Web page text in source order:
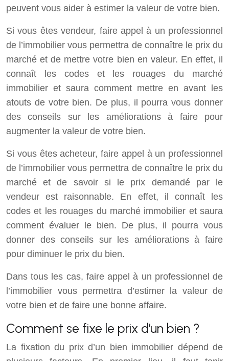
peuvent vous aider à estimer la valeur de votre bien.
Si vous êtes vendeur, faire appel à un professionnel
de l’immobilier vous permettra de connaître le prix du
marché et de mettre votre bien en valeur. En effet, il
connaît les codes et les rouages du marché
immobilier et saura comment mettre en avant les
atouts de votre bien. De plus, il pourra vous donner
des conseils sur les améliorations à faire pour
augmenter la valeur de votre bien.
Si vous êtes acheteur, faire appel à un professionnel
de l’immobilier vous permettra de connaître le prix du
marché et de savoir si le prix demandé par le
vendeur est raisonnable. En effet, il connaît les
codes et les rouages du marché immobilier et saura
comment évaluer le bien. De plus, il pourra vous
donner des conseils sur les améliorations à faire
pour diminuer le prix du bien.
Dans tous les cas, faire appel à un professionnel de
l’immobilier vous permettra d’estimer la valeur de
votre bien et de faire une bonne affaire.
Comment se fixe le prix d’un bien ?
La fixation du prix d’un bien immobilier dépend de